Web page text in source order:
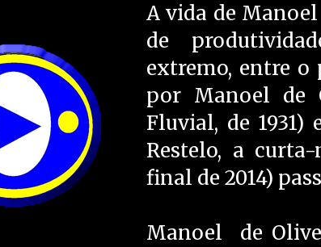
A vida de
de
extremo, entre
por Manoel de
Fluvial, de
Restelo, a
final de 2014)
Manoel de